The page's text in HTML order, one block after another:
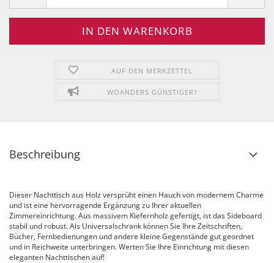
AUF DEN MERKZETTEL
WOANDERS GÜNSTIGER?
Beschreibung
Dieser Nachttisch aus Holz versprüht einen Hauch von modernem Charme
und ist eine hervorragende Ergänzung zu Ihrer aktuellen
Zimmereinrichtung. Aus massivem Kiefernholz gefertigt, ist das Sideboard
stabil und robust. Als Universalschrank können Sie Ihre Zeitschriften,
Bücher, Fernbedienungen und andere kleine Gegenstände gut geordnet
und in Reichweite unterbringen. Werten Sie Ihre Einrichtung mit diesen
eleganten Nachttischen auf!